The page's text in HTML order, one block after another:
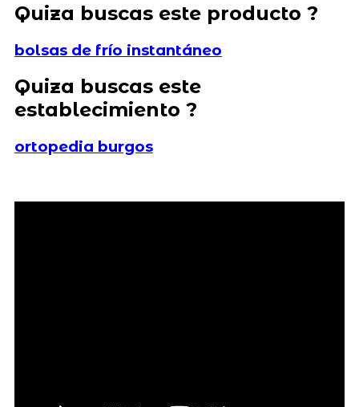
Quiza buscas este producto ?
bolsas de frío instantáneo
Quiza buscas este
establecimiento ?
ortopedia burgos